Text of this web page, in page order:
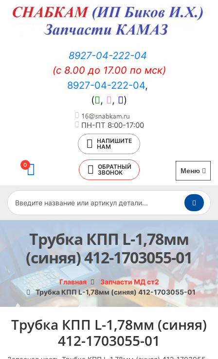
8927-04-222-04
(c 8.00 до 17.00 по мск)
8927-04-222-04,
(
, , )
ПН-ПТ 8:00-17:00
НАПИШИТЕ
НАМ
0
ОБРАТНЫЙ
ЗВОНОК
Меню
Трубка КПП L-1,78мм
(синяя) 412-1703055-01
Главная
Запчасти МД ст2
Трубка КПП L-1,78мм (синяя) 412-1703055-01
Трубка КПП L-1,78мм (синяя)
412-1703055-01